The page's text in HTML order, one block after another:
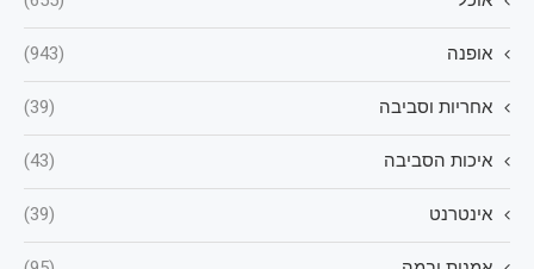
אופנה (943)
אחריות וסביבה (39)
איכות הסביבה (43)
אינטרנט (39)